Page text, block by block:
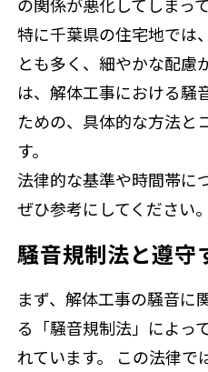
特に千葉県の住宅地では
とも多く、細やかな配慮
は、解体工事における騒
ための、具体的な方法と
す。
法律的な基準や時間帯に
ぜひ参考にしてください。
騒音規制法と遵守
まず、解体工事の騒音に
る「騒音規制法」によっ
れています。 この法律で